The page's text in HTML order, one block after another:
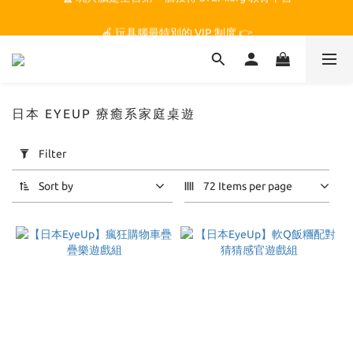
🏆 玩具腦是全台第一個獲得 STEM.org 教育平台
Filter
(0/20)
Range
日本 EYEUP 療癒系家庭桌遊
Filter
Sort by 72 Items per page